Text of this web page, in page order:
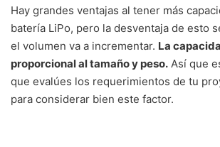
Hay grandes ventajas al tener más
batería LiPo, pero la desventaja de esto
el volumen va a incrementar. La
proporcional al tamaño y peso. Así que
que evalúes los requerimientos de tu
para considerar bien este factor.